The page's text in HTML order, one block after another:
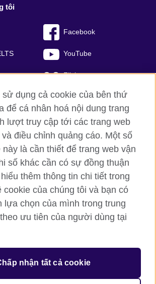
tôi
Facebook
YouTube
Flickr
TikTok
cầu
quy định sử dụng
Nam) LLC (
bchanoi@britishcouncil.org.vn) is a
Council which is the United Kingdom’s
sử dụng cả cookie của bên thứ
để cá nhân hoá nội dung trang
lượt truy cập tới các trang web
điều chỉnh quảng cáo. Một số
là cần thiết để trang web vận
số khác cần có sự đồng thuận
thêm thông tin chi tiết trong
cookie của chúng tôi và bạn có
lựa chọn của mình trong trung
ưu tiên của người dùng tại
nhận tất cả cookie